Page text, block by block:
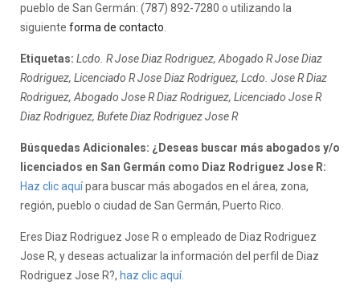
pueblo de San Germán: (787) 892-7280 o utilizando la
siguiente forma de contacto
Etiquetas: Lcdo. R Jose Diaz Rodriguez, Abogado R Jose Diaz
Rodriguez, Licenciado R Jose Diaz Rodriguez, Lcdo. Jose R Diaz
Rodriguez, Abogado Jose R Diaz Rodriguez, Licenciado Jose R
Diaz Rodriguez, Bufete Diaz Rodriguez Jose R
Búsquedas Adicionales: ¿Deseas buscar más abogados y/o
licenciados en San Germán como Diaz Rodriguez Jose R:
Haz clic aquípara buscar más abogados en el área, zona,
región, pueblo o ciudad de San Germán, Puerto Rico.
Eres Diaz Rodriguez Jose R o empleado de Diaz Rodriguez
Jose R, y deseas actualizar la información del perfil de Diaz
Rodriguez Jose R?, haz clic aquí.